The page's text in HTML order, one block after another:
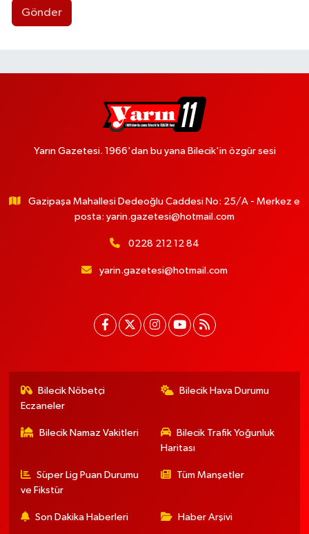
Gönder
Yarın Gazetesi. 1966'dan bu yana Bilecik'in özgür sesi
Gazipaşa Mahallesi Dedeoğlu Caddesi No: 25/A - Merkez e
posta: yarin.gazetesi@hotmail.com
0228 212 12 84
yarin.gazetesi@hotmail.com
Bilecik Nöbetçi
Eczaneler
Bilecik Hava Durumu
Bilecik Namaz Vakitleri
Bilecik Trafik Yoğunluk
Haritası
Süper Lig Puan Durumu
ve Fikstür
Tüm Manşetler
Son Dakika Haberleri Haber Arşivi